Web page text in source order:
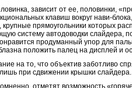
зависит от ее, половинки,
клавиш вокруг нави-
прямоугольники которых
систему автодоводки слайдера,
продуманный упор для
положить палец на дисплей и
на то, что объектив заботливо
при сдвижении крышки слайдера.
отметят возможность